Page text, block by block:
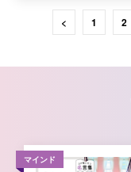
< 1 2
マインド